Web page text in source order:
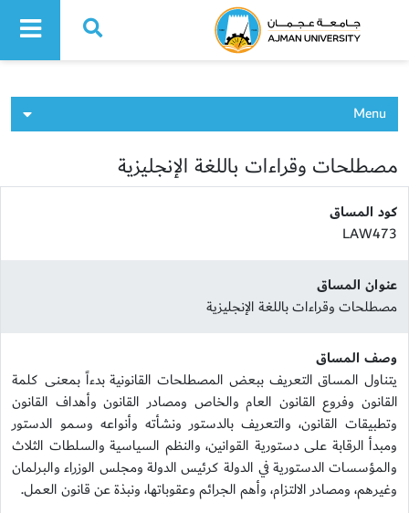
Ajman University
Menu
مصطلحات وقراءات باللغة الإنجليزية
كود المساق
LAW473
عنوان المساق
مصطلحات وقراءات باللغة الإنجليزية
وصف المساق
يتناول المساق التعريف ببعض المصطلحات القانونية بدءاً بمعنى كلمة
القانون وفروع القانون العام والخاص ومصادر القانون وأهداف القانون
وتطبيقات القانون، والتعريف بالدستور ونشأته وأنواعه وسمو الدستور
ومبدأ الرقابة على دستورية القوانين، والنظم السياسية والسلطات الثلاث
والمؤسسات الدستورية في الدولة كرئيس الدولة ومجلس الوزراء والبرلمان
وغيرهم، ومصادر الالتزام، وأهم الجرائم وعقوباتها، ونبذة عن قانون العمل.